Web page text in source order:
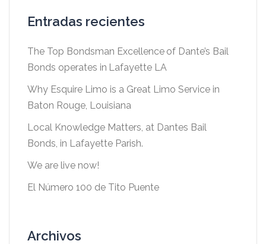
Entradas recientes
The Top Bondsman Excellence of Dante’s Bail
Bonds operates in Lafayette LA
Why Esquire Limo is a Great Limo Service in
Baton Rouge, Louisiana
Local Knowledge Matters, at Dantes Bail
Bonds, in Lafayette Parish.
We are live now!
El Número 100 de Tito Puente
Archivos